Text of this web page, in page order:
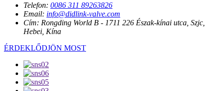
Telefon: 0086 311 89263826
Email: info@didlink-valve.com
Cím: Rongding World B - 1711 226 Észak-kínai utca, Szjc,
Hebei, Kína
ÉRDEKLŐDJÖN MOST